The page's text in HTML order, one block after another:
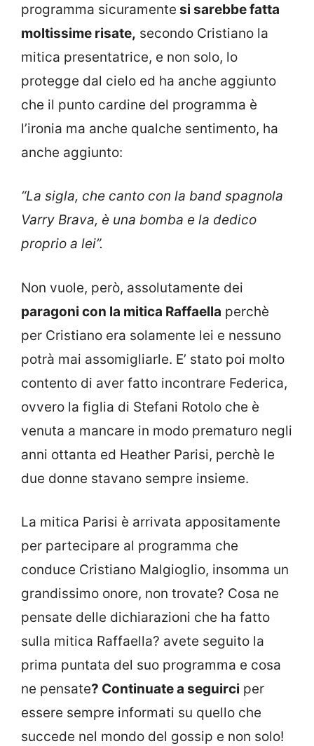
programma sicuramente si sarebbe fatta
moltissime risate, secondo Cristiano la
mitica presentatrice, e non solo, lo
protegge dal cielo ed ha anche aggiunto
che il punto cardine del programma è
l’ironia ma anche qualche sentimento, ha
anche aggiunto:
“La sigla, che canto con la band spagnola
Varry Brava, è una bomba e la dedico
proprio a lei”.
Non vuole, però, assolutamente dei
paragoni con la mitica Raffaella perchè
per Cristiano era solamente lei e nessuno
potrà mai assomigliarle. E’ stato poi molto
contento di aver fatto incontrare Federica,
ovvero la figlia di Stefani Rotolo che è
venuta a mancare in modo prematuro negli
anni ottanta ed Heather Parisi, perchè le
due donne stavano sempre insieme.
La mitica Parisi è arrivata appositamente
per partecipare al programma che
conduce Cristiano Malgioglio, insomma un
grandissimo onore, non trovate? Cosa ne
pensate delle dichiarazioni che ha fatto
sulla mitica Raffaella? avete seguito la
prima puntata del suo programma e cosa
ne pensate? Continuate a seguirci per
essere sempre informati su quello che
succede nel mondo del gossip e non solo!